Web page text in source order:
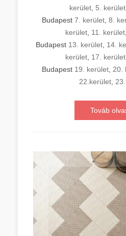
kerület, 5. kerület,
Budapest 7. kerület, 8.
kerület 11. kerület
Budapest 13. kerület, 14.
kerület, 17. kerület,
Budapest 19. kerület, 20.
22.kerület
Továb